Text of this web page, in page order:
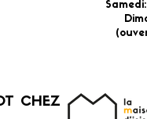
CHEZ